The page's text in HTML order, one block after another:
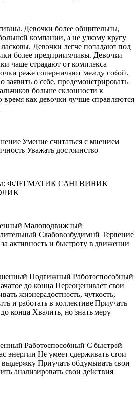
Девочки более общительны,
компании, а не узкому кругу
Девочки легче попадают под
более предприимчивы. Девочки
чаще страдают от комплекса
реже соперничают между собой.
заявить о себе, продемонстрировать
больше склонности к
время как девочки лучше справляются
Умение считаться с мнением
Уважать достоинство
ФЛЕГМАТИК САНГВИНИК
Малоподвижный
Слабовозбудимый Терпение
активность и быстроту в движении
Подвижный Работоспособный
до конца Переоценивает свои
жизнерадостность, чуткость,
и работать в коллективе Приучать
конца Хвалить, но знать меру
Работоспособный С быстрой
энергии Не умеет сдерживать свои
выдержку Приучать обдумывать свои
анализировать свои действия